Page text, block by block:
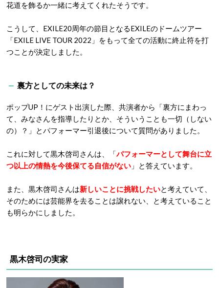
花道を飾るか一緒に考えてくれたそうです。
こうして、EXILE20周年の節目となるEXILEのドームツアー
「EXILE LIVE TOUR 2022」をもって全ての活動に終止符を打
つことが決定しました。
裏方としての未来は？
ポップUP！にゲスト出演した際、共演者から「裏方にまわっ
て、みなさんを指導したりとか、そういうことも一切（しない
の）？」とパフォーマー引退後について質問がありました。
これに対して黒木啓司さんは、「パフォーマーとして舞台に立
つ以上の情熱を今後保てる自信がない 」と答えています。
また、黒木啓司さんは新しいことに挑戦したいと考えていて、
そのためには芸能界を去ることは譲れない、と考えていること
も明らかにしました。
黒木啓司の実家